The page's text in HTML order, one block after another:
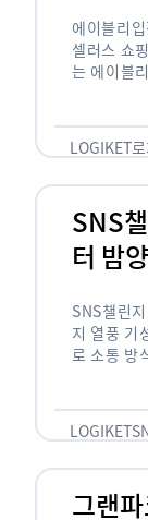
에이블리
셀러스 쇼
는 에이블
LOGIKET
SNS
터 밤
SNS챌린
지 열풍 기
로 소통 방
도 능숙한
LOGIKET
그랜